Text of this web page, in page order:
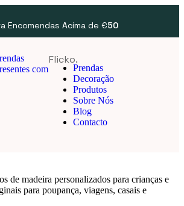
Encomendas Acima de €50
Prendas
Decoração
Produtos
Sobre Nós
Blog
Contacto
Flicko.